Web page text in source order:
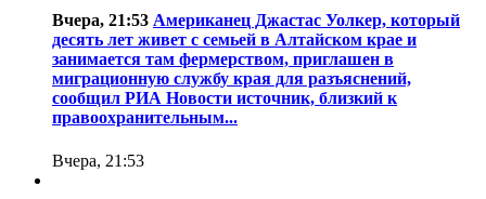
Вчера, 21:53 Американец Джастас Уолкер, который
десять лет живет с семьей в Алтайском крае и
занимается там фермерством, приглашен в
миграционную службу края для разъяснений,
сообщил РИА Новости источник, близкий к
правоохранительным...
Вчера, 21:53